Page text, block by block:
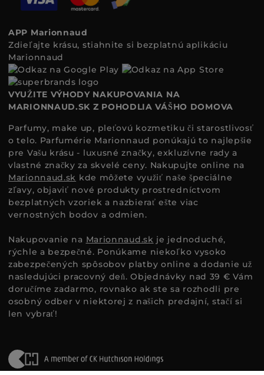
APP Marionnaud
Zdieľajte krásu, stiahnite si bezplatnú aplikáciu
Marionnaud
VYUŽITE VÝHODY NAKUPOVANIA NA
MARIONNAUD.SK Z POHODLIA VÁŠHO DOMOVA
Parfumy, make up, pleťovú kozmetiku či starostlivosť
o telo. Parfumérie Marionnaud ponúkajú to najlepšie
pre Vašu krásu - luxusné značky, exkluzívne rady a
vlastné značky za skvelé ceny. Nakupujte online na
Marionnaud.sk kde môžete využiť naše špeciálne
zľavy, objaviť nové produkty prostredníctvom
bezplatných vzoriek a nazbierať ešte viac
vernostných bodov a odmien.
Nakupovanie na Marionnaud.sk je jednoduché,
rýchle a bezpečné. Ponúkame niekoľko vysoko
zabezpečených spôsobov platby online a dodanie už
nasledujúci pracovný deň. Objednávky nad 39 € Vám
doručíme zadarmo, rovnako ak ste sa rozhodli pre
osobný odber v niektorej z našich predajní, stačí si
len vybrať!